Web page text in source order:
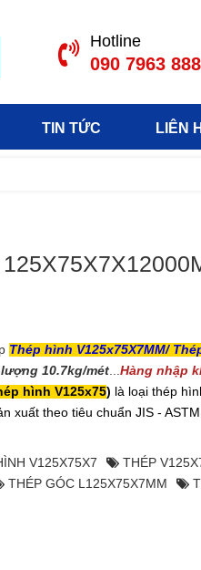
Hotline
090 7963 888
TIN TỨC LIÊN
Thép hình V125x75X7MM/
10.7kg/mét...Hàng nhập
hình V125x75) là loại thép
xuất theo tiêu chuẩn JIS -
V125X75X7
THÉP
THÉP GÓC L125X75X7MM